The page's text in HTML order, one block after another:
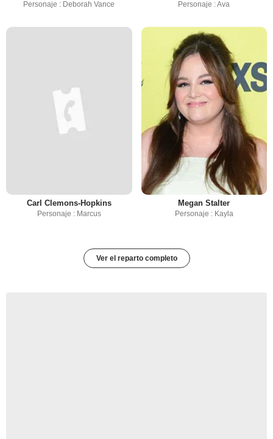
Personaje : Deborah Vance Personaje : Ava
Carl Clemons-Hopkins
Personaje : Marcus
Megan Stalter
Personaje : Kayla
Ver el reparto completo